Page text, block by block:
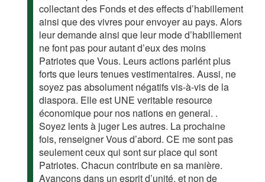
collectant des Fonds et des effects d’habillement
ainsi que des vivres pour envoyer au pays. Alors
leur demande ainsi que leur mode d’habillement
ne font pas pour autant d’eux des moins
Patriotes que Vous. Leurs actions parlént plus
forts que leurs tenues vestimentaires. Aussi, ne
soyez pas absolument négatifs vis-à-vis de la
diaspora. Elle est UNE veritable resource
économique pour nos nations en general. .
Soyez lents à juger Les autres. La prochaine
fois, renseigner Vous d’abord. CE me sont pas
seulement ceux qui sont sur place qui sont
Patriotes. Chacun contribute en sa manière.
Avançons dans un esprit d’unité, et non de